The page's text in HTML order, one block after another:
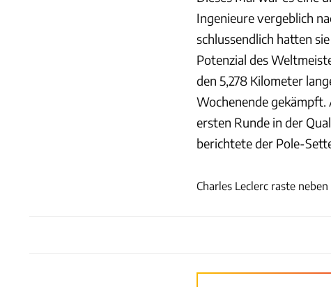
Ingenieure vergeblich
schlussendlich hatten
Potenzial des
den 5,278 Kilometer
Wochenende
ersten Runde in der
berichtete der Pole-
Charles Leclerc raste